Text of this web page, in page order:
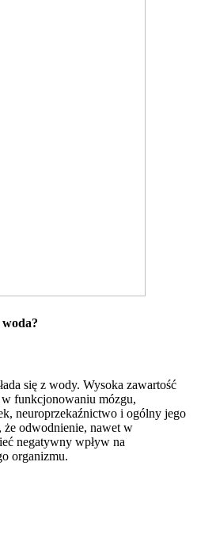
się z wody. Wysoka zawartość
funkcjonowaniu mózgu,
neuroprzekaźnictwo i ogólny jego
że odwodnienie, nawet w
negatywny wpływ na
organizmu.